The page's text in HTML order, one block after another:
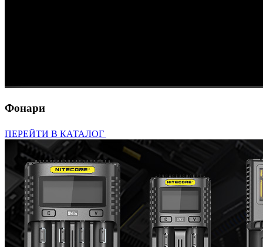
Фонари
ПЕРЕЙТИ В КАТАЛОГ